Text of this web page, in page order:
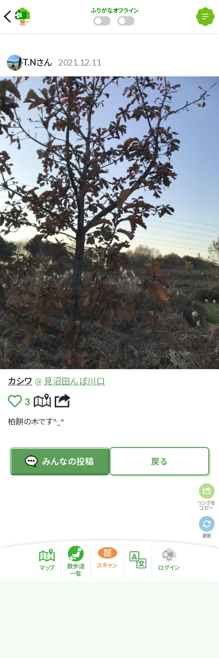
ふりがなオフライン
T.Nさん 2021.12.11
カシワ @ 見沼田んぼ川口
柏餅の木です^_^
みんなの投稿 戻る
リンクを
コピー
更新
マップ
散歩道
一覧
スキャン ログイン